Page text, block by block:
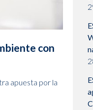
con
apuesta por la